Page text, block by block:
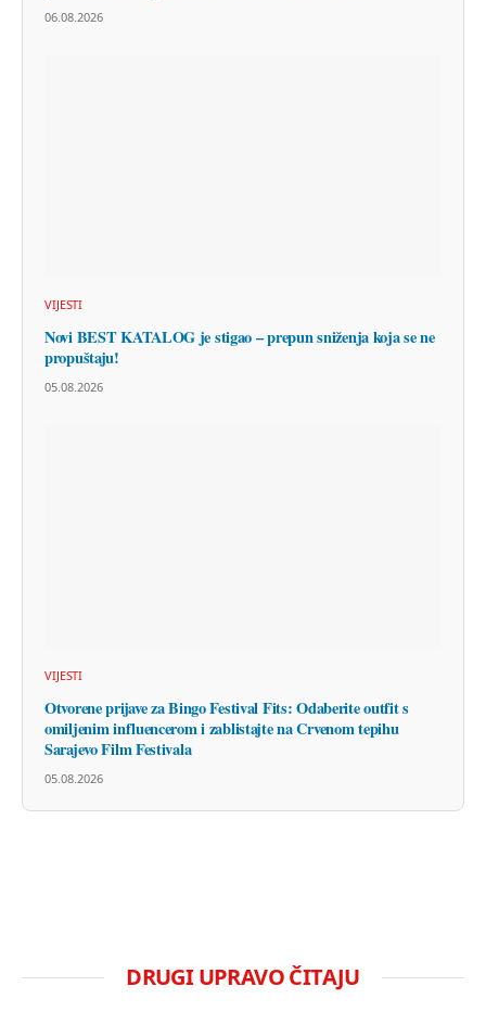
06.08.2026
VIJESTI
Novi BEST KATALOG je stigao – prepun sniženja koja se ne
propuštaju!
05.08.2026
VIJESTI
Otvorene prijave za Bingo Festival Fits: Odaberite outfit s
omiljenim influencerom i zablistajte na Crvenom tepihu
Sarajevo Film Festivala
05.08.2026
DRUGI UPRAVO ČITAJU